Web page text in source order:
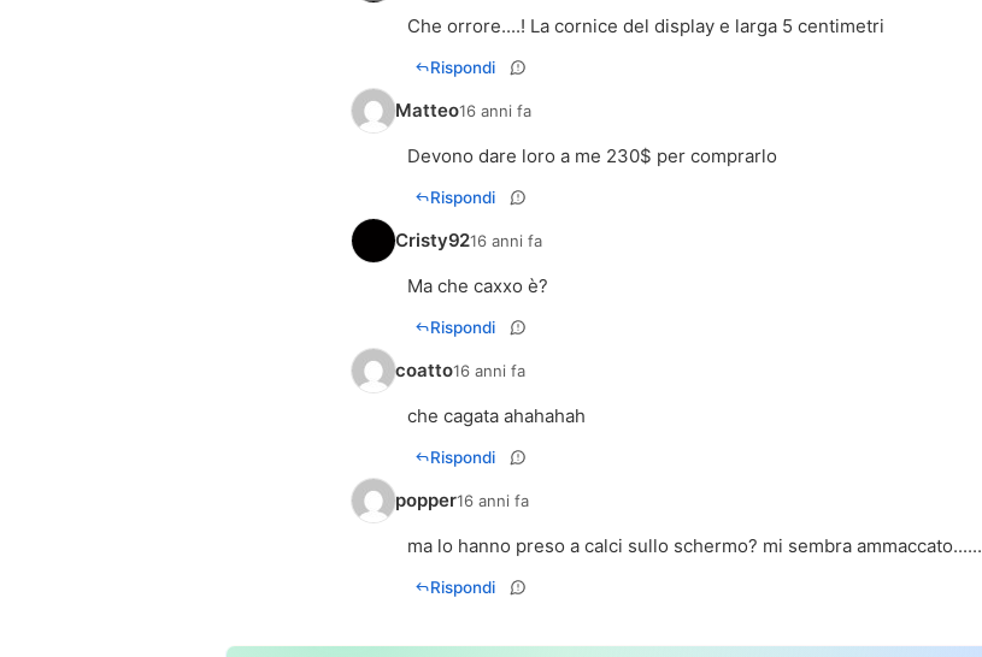
Che orrore....! La cornice del display e larga 5 centimetri
Rispondi
Matteo16 anni fa
Devono dare loro a me 230$ per comprarlo
Rispondi
Cristy9216 anni fa
Ma che caxxo è?
Rispondi
coatto16 anni fa
che cagata ahahahah
Rispondi
popper16 anni fa
ma lo hanno preso a calci sullo schermo? mi sembra ammaccato......
Rispondi